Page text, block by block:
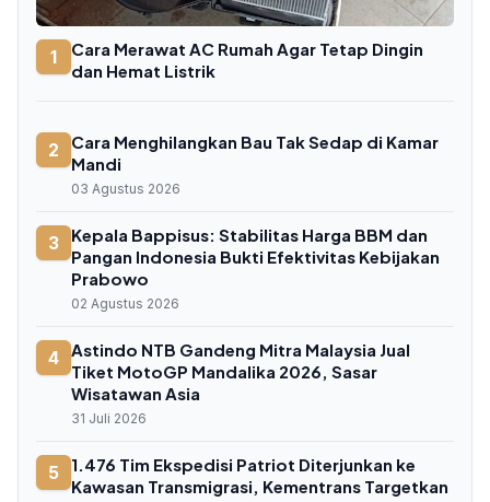
1
Cara Merawat AC Rumah Agar Tetap Dingin
dan Hemat Listrik
2
Cara Menghilangkan Bau Tak Sedap di Kamar
Mandi
03 Agustus 2026
3
Kepala Bappisus: Stabilitas Harga BBM dan
Pangan Indonesia Bukti Efektivitas Kebijakan
Prabowo
02 Agustus 2026
4 Astindo NTB Gandeng Mitra Malaysia Jual
Tiket MotoGP Mandalika 2026, Sasar
Wisatawan Asia
31 Juli 2026
5
1.476 Tim Ekspedisi Patriot Diterjunkan ke
Kawasan Transmigrasi, Kementrans Targetkan